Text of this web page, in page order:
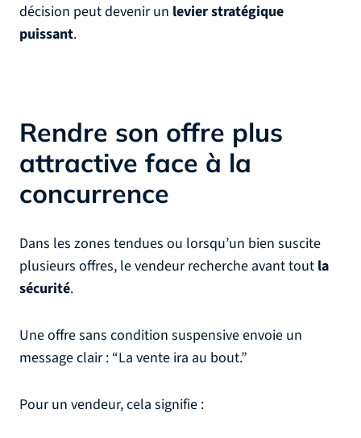
décision peut devenir un levier stratégique
puissant.
Rendre son offre plus
attractive face à la
concurrence
Dans les zones tendues ou lorsqu’un bien suscite
plusieurs offres, le vendeur recherche avant tout la
sécurité.
Une offre sans condition suspensive envoie un
message clair : “La vente ira au bout.”
Pour un vendeur, cela signifie :